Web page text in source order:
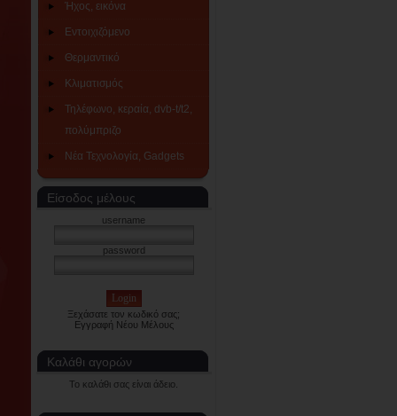
Ήχος, εικόνα
Εντοιχιζόμενο
Θερμαντικό
Κλιματισμός
Τηλέφωνο, κεραία, dvb-t/t2,
πολύμπριζο
Νέα Τεχνολογία, Gadgets
Είσοδος μέλους
username
password
Ξεχάσατε τον κωδικό σας;
Εγγραφή Νέου Μέλους
Καλάθι αγορών
Το καλάθι σας είναι άδειο.